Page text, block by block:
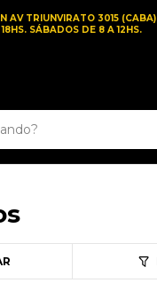
AV TRIUNVIRATO 3015
18HS. SÁBADOS DE 8 A 12HS.